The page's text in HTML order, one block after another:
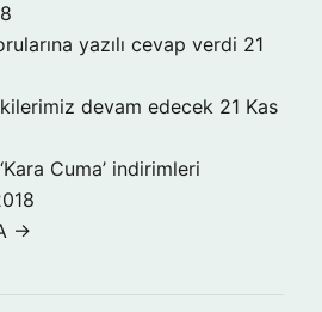
yazılı cevap verdi 21
devam edecek 21 Kas
Cuma’ indirimleri
→